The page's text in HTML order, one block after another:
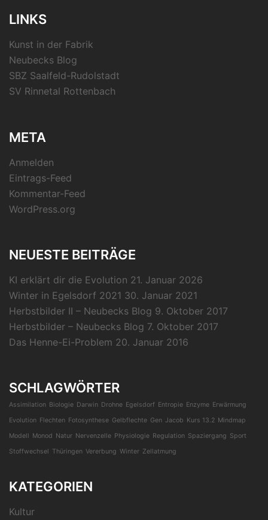
LINKS
Kunst in der Fabrik
Neubecks Blog
SBZ Saalfeld-Rudolstadt
SV Rinnetal Rottenbach
META
Anmelden
Eintrags-Feed
Kommentar-Feed
WordPress.org
NEUESTE BEITRÄGE
KI erklärt dir die Evolution 21. Januar 2026
Winter in Egelsdorf 2021 30. Januar 2021
Herbstbilder II – Neubecks Blog 9. Oktober 2017
Herbstbilder – Neubecks Blog 7. Oktober 2017
Das Henne-Ei-Problem 20. Januar 2016
SCHLAGWÖRTER
Assimilation Biologie Darwin Drohne Egelsdorf Entropie Enzyme Erwärmung
Evolution Flechten Fotosynthese Gelbflechte Gen Jacob Kurs 13.2 Mindmap
Modell Monod Natur Nervenzelle Physiologie Regulation Spaziergang Sport
Stoffwechsel Thüringen Vererbung Winter Zellatmung
KATEGORIEN
Kultur